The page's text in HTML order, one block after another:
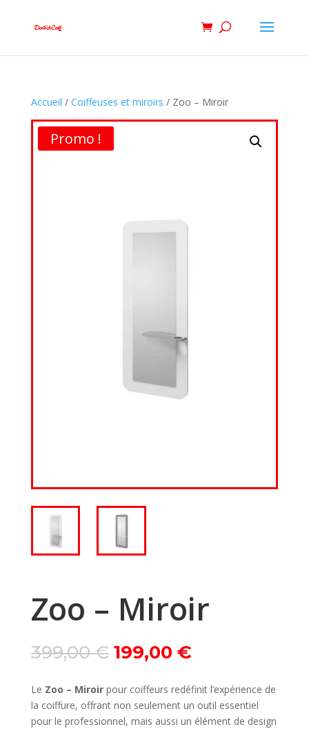
Accueil / Coiffeuses et miroirs / Zoo – Miroir
Promo !
Zoo – Miroir
399,00€ Le
prix
initial
était :
399,00 €.
199,00 €Le
actuel
est :
199,00 €.
Le Zoo – Miroirpour coiffeurs redéfinit l’expérience de
la coiffure, offrant non seulement un outil essentiel
pour le professionnel, mais aussi un élément de design